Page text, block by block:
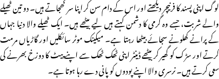
لوگ اپنی پسند کا فرنیچر دیکھتے اور اس کے دام سن کر اپنا سر کھجاتے ہیں۔ دو تین ٹھیلے
والے شربت، جسے وہ گرمی کا دشمن کہتے ہیں لیے بیٹھے ہیں۔ ایک ٹھیلے والا دنیا جہاں
کے پرانے کھلونے سجائے بیٹھا رہتا ہے۔ میکینک موٹر سائکلیں اور گاڑیاں مرمت
کرتے اور سڑک کو گھیر کر بیٹھے ڈینٹر اپنی ٹھک ٹھک سے اپنے پیٹ کا دوزخ بھرنے کی
سعی کرتے ہیں۔ نرسری والا اپنے پودوں کو پانی دے رہا ہوتا ہے۔